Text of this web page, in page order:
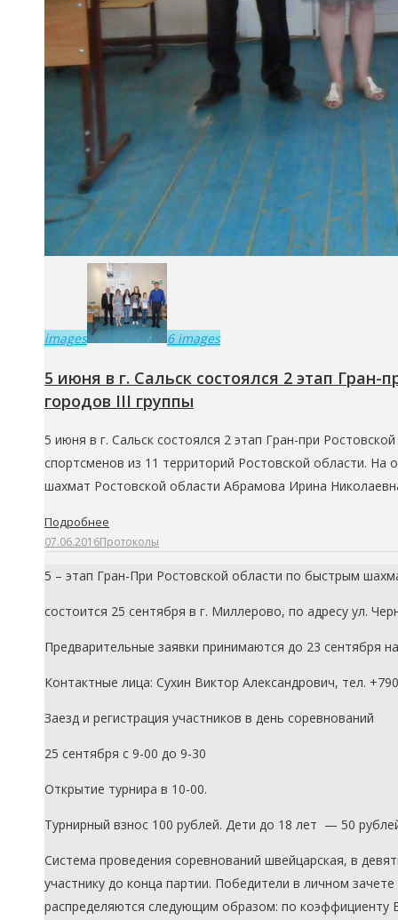
images 6 images
5 июня в г. Сальск состоялся 2 этап
городов III группы
5 июня в г. Сальск состоялся 2 этап Гран-при
спортсменов из 11 территорий Ростовской области. На
шахмат Ростовской области Абрамова Ирина
Подробнее
07.06.2016Протоколы
5 – этап Гран-При Ростовской области по быстрым
состоится 25 сентября в г. Миллерово, по адресу ул.
Предварительные заявки принимаются до 23 сентября
Контактные лица: Сухин Виктор Александрович, тел.
Заезд и регистрация участников в день соревнований
25 сентября с 9-00 до 9-30
Открытие турнира в 10-00.
Турнирный взнос 100 рублей. Дети до 18 лет — 50
Система проведения соревнований швейцарская, в
участнику до конца партии. Победители в личном
распределяются следующим образом: по коэффициенту